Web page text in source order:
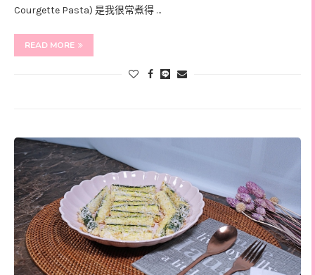
Courgette Pasta) 是我很常煮得 …
READ MORE